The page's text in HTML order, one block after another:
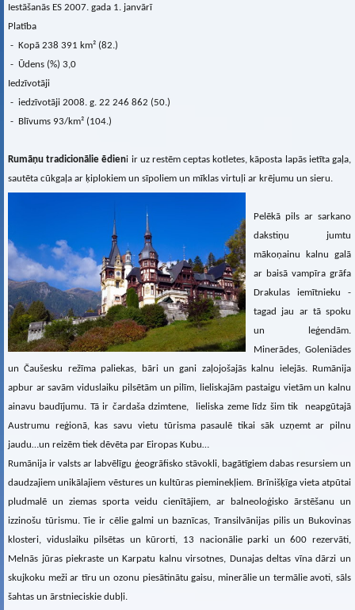
Iestāšanās ES 2007. gada 1. janvārī
Platība
- Kopā 238 391 km² (82.)
- Ūdens (%) 3,0
Iedzīvotāji
- iedzīvotāji 2008. g. 22 246 862 (50.)
- Blīvums 93/km² (104.)
Rumāņu tradicionālie ēdieni ir uz restēm ceptas kotletes, kāposta lapās ietīta gaļa,
sautēta cūkgaļa ar ķiplokiem un sīpoliem un mīklas virtuļi ar krējumu un sieru.
Pelēkā pils ar sarkano
dakstiņu jumtu
mākoņainu kalnu galā
ar baisā vampīra grāfa
Drakulas iemītnieku -
tagad jau ar tā spoku
un leģendām.
Minerādes, Goleniādes
un Čaušesku režīma paliekas, bāri un gani zaļojošajās kalnu ielejās. Rumānija
apbur ar savām viduslaiku pilsētām un pilīm, lieliskajām pastaigu vietām un kalnu
ainavu baudījumu. Tā ir čardaša dzimtene, lieliska zeme līdz šim tik neapgūtajā
Austrumu reģionā, kas savu vietu tūrisma pasaulē tikai sāk uzņemt ar pilnu
jaudu…un reizēm tiek dēvēta par Eiropas Kubu…
Rumānija ir valsts ar labvēlīgu ģeogrāfisko stāvokli, bagātīgiem dabas resursiem un
daudzajiem unikālajiem vēstures un kultūras pieminekļiem. Brīnišķīga vieta atpūtai
pludmalē un ziemas sporta veidu cienītājiem, ar balneoloģisko ārstēšanu un
izzinošu tūrismu. Tie ir cēlie galmi un baznīcas, Transilvānijas pilis un Bukovinas
klosteri, viduslaiku pilsētas un kūrorti, 13 nacionālie parki un 600 rezervāti,
Melnās jūras piekraste un Karpatu kalnu virsotnes, Dunajas deltas vīna dārzi un
skujkoku meži ar tīru un ozonu piesātinātu gaisu, minerālie un termālie avoti, sāls
šahtas un ārstnieciskie dubļi.